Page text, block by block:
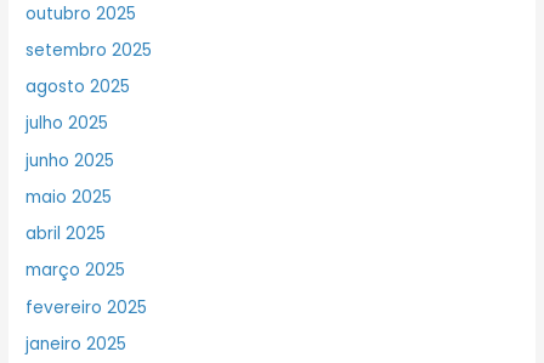
outubro 2025
setembro 2025
agosto 2025
julho 2025
junho 2025
maio 2025
abril 2025
março 2025
fevereiro 2025
janeiro 2025